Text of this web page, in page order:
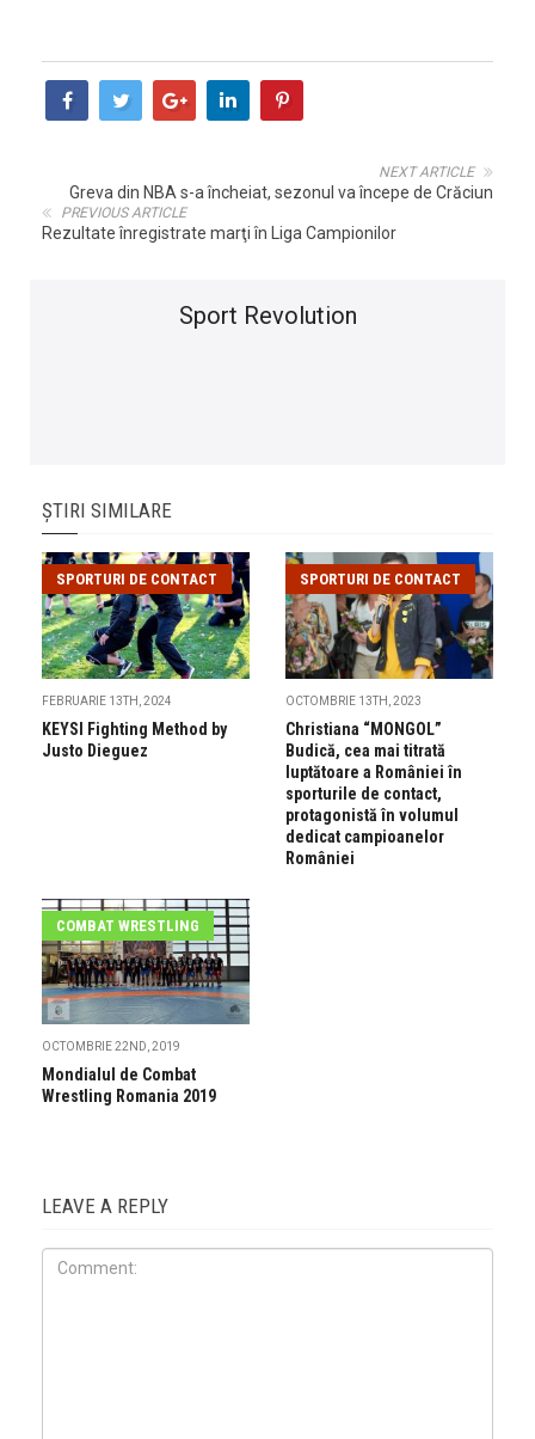
NEXT ARTICLE
Greva din NBA s-a încheiat, sezonul va începe de Crăciun
PREVIOUS ARTICLE
Rezultate înregistrate marţi în Liga Campionilor
Sport Revolution
ȘTIRI SIMILARE
SPORTURI DE CONTACT
FEBRUARIE 13TH, 2024
KEYSI Fighting Method by
Justo Dieguez
SPORTURI DE CONTACT
OCTOMBRIE 13TH, 2023
Christiana “MONGOL”
Budică, cea mai titrată
luptătoare a României în
sporturile de contact,
protagonistă în volumul
dedicat campioanelor
României
COMBAT WRESTLING
OCTOMBRIE 22ND, 2019
Mondialul de Combat
Wrestling Romania 2019
LEAVE A REPLY